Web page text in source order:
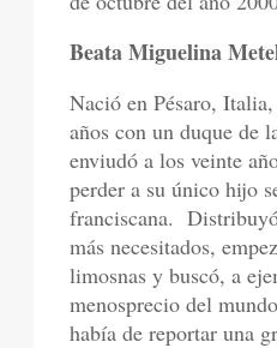
Beata Miguelina
Nació en Pésaro, Italia,
años con un duque de
enviudó a los veinte
perder a su único hijo
franciscana.
más necesitados,
limosnas y buscó, a
menosprecio del
había de reportar una